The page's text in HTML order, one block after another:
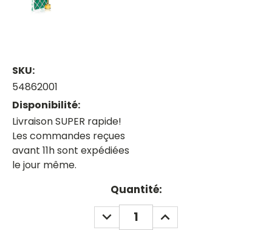
SKU:
54862001
Disponibilité:
Livraison SUPER rapide!
Les commandes reçues
avant 11h sont expédiées
le jour même.
Quantité:
DECREASE
QUANTITY:
INCREASE
QUANTITY: